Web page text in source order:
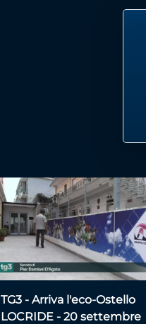
TG3 - Arriva l'eco-Ostello
LOCRIDE - 20 settembre